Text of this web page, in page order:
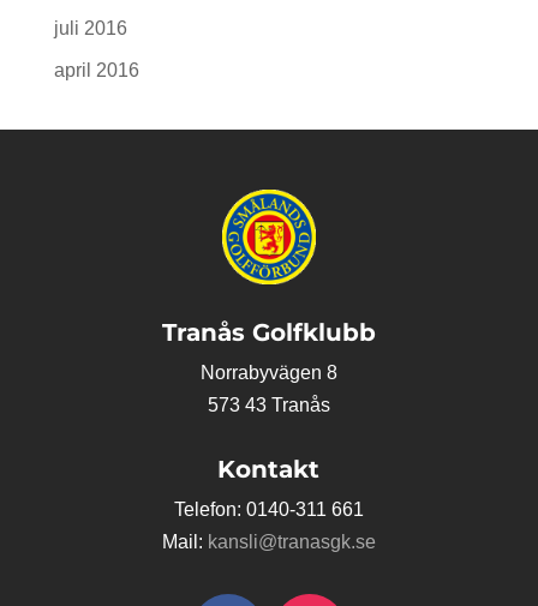
juli 2016
april 2016
Tranås Golfklubb
Norrabyvägen 8
573 43 Tranås
Kontakt
Telefon: 0140-311 661
Mail: kansli@tranasgk.se